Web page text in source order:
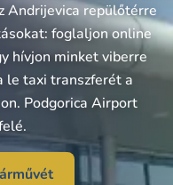
Andrijevica repülőtérre
foglaljon online
hívjon minket viberre
le taxi transzferét a
Podgorica Airport